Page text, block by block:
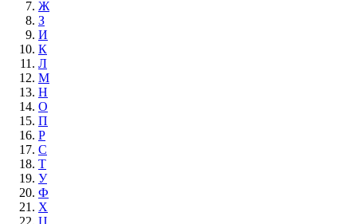
Ж
З
И
К
Л
М
Н
О
П
Р
С
Т
У
Ф
Х
Ц